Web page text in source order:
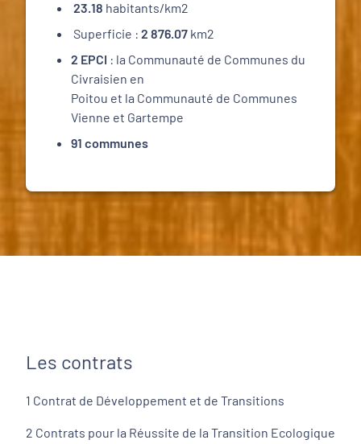
23.18 habitants/km2
Superficie : 2 876.07 km2
2 EPCI : la Communauté de Communes du
Civraisien en
Poitou et la Communauté de Communes
Vienne et Gartempe
91 communes
Les contrats
1 Contrat de Développement et de Transitions
2 Contrats pour la Réussite de la Transition Ecologique